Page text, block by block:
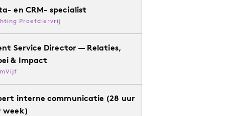
en CRM- specialist
Proefdiervrij
Service Director — Relaties,
& Impact
interne communicatie (28 uur
week)